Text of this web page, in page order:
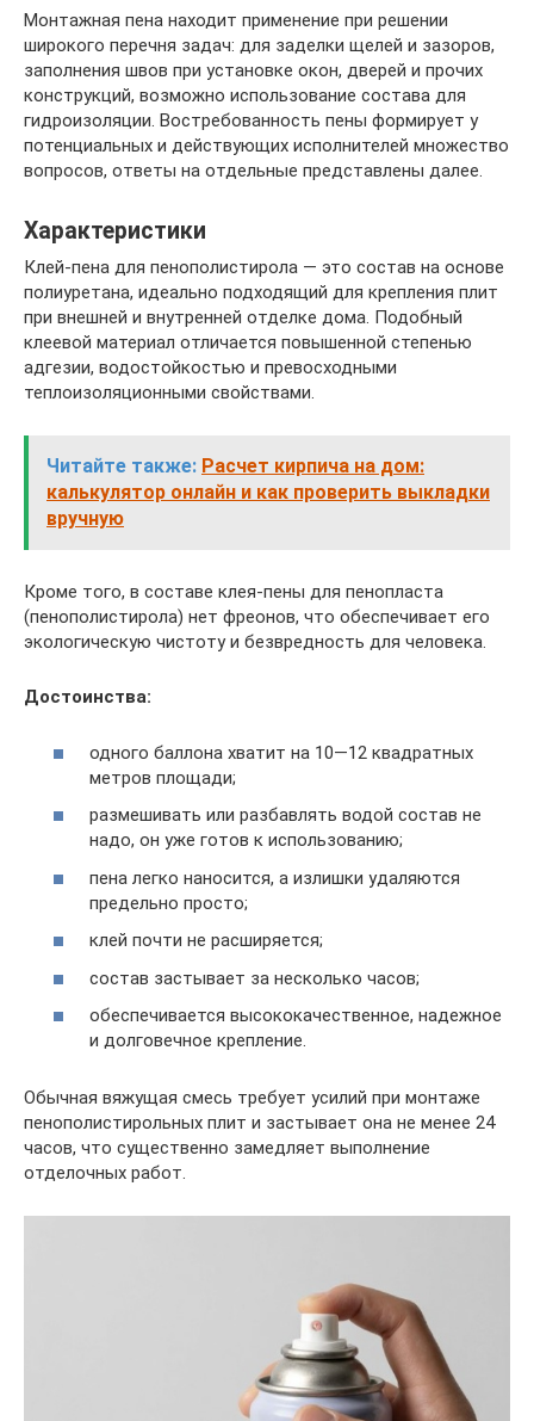
Монтажная пена находит применение при решении
широкого перечня задач: для заделки щелей и зазоров,
заполнения швов при установке окон, дверей и прочих
конструкций, возможно использование состава для
гидроизоляции. Востребованность пены формирует у
потенциальных и действующих исполнителей множество
вопросов, ответы на отдельные представлены далее.
Характеристики
Клей-пена для пенополистирола — это состав на основе
полиуретана, идеально подходящий для крепления плит
при внешней и внутренней отделке дома. Подобный
клеевой материал отличается повышенной степенью
адгезии, водостойкостью и превосходными
теплоизоляционными свойствами.
Читайте также: Расчет кирпича на дом:
калькулятор онлайн и как проверить выкладки
вручную
Кроме того, в составе клея-пены для пенопласта
(пенополистирола) нет фреонов, что обеспечивает его
экологическую чистоту и безвредность для человека.
Достоинства:
одного баллона хватит на 10—12 квадратных
метров площади;
размешивать или разбавлять водой состав не
надо, он уже готов к использованию;
пена легко наносится, а излишки удаляются
предельно просто;
клей почти не расширяется;
состав застывает за несколько часов;
обеспечивается высококачественное, надежное
и долговечное крепление.
Обычная вяжущая смесь требует усилий при монтаже
пенополистирольных плит и застывает она не менее 24
часов, что существенно замедляет выполнение
отделочных работ.